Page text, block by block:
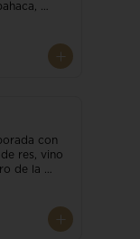
con
res, vino
de la